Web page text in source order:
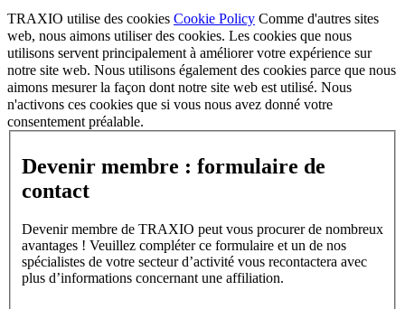
TRAXIO utilise des cookies Cookie Policy Comme d'autres sites
web, nous aimons utiliser des cookies. Les cookies que nous
utilisons servent principalement à améliorer votre expérience sur
notre site web. Nous utilisons également des cookies parce que nous
aimons mesurer la façon dont notre site web est utilisé. Nous
n'activons ces cookies que si vous nous avez donné votre
consentement préalable.
Devenir membre : formulaire de
contact
Devenir membre de TRAXIO peut vous procurer de nombreux
avantages ! Veuillez compléter ce formulaire et un de nos
spécialistes de votre secteur d’activité vous recontactera avec
plus d’informations concernant une affiliation.